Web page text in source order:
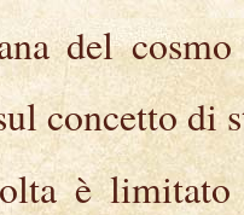
del
concetto di
è